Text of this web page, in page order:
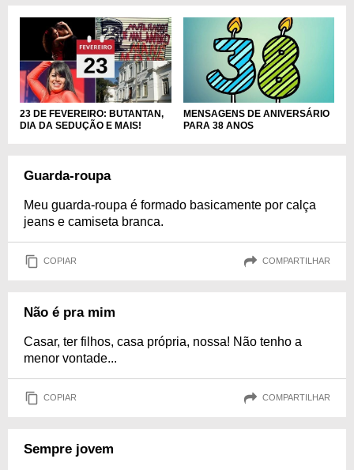
23 DE FEVEREIRO: BUTANTAN,
DIA DA SEDUÇÃO E MAIS!
MENSAGENS DE ANIVERSÁRIO
PARA 38 ANOS
Guarda-roupa
Meu guarda-roupa é formado basicamente por calça
jeans e camiseta branca.
COPIAR COMPARTILHAR
Não é pra mim
Casar, ter filhos, casa própria, nossa! Não tenho a
menor vontade...
COPIAR COMPARTILHAR
Sempre jovem